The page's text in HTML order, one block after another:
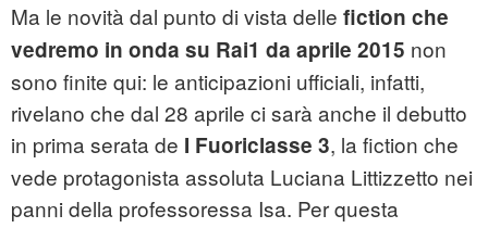
Ma le novità dal punto di vista delle fiction che
vedremo in onda su Rai1 da aprile 2015 non
sono finite qui: le anticipazioni ufficiali, infatti,
rivelano che dal 28 aprile ci sarà anche il debutto
in prima serata de I Fuoriclasse 3, la fiction che
vede protagonista assoluta Luciana Littizzetto nei
panni della professoressa Isa. Per questa